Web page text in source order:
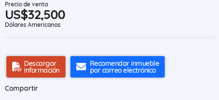
Precio de venta
US$32,500
Dólares Americanos
Descargar
información
Recomendar inmueble
por correo electrónico
Compartir